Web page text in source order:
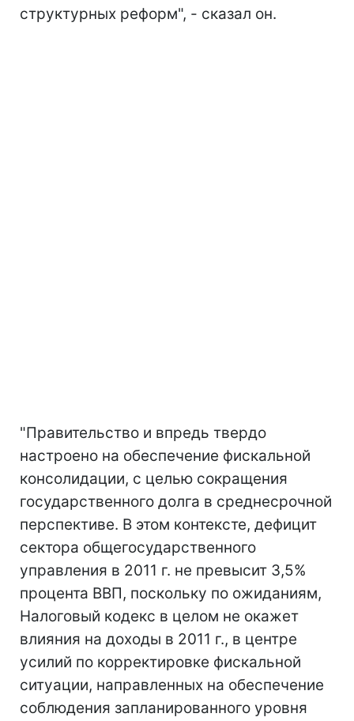
структурных реформ", - сказал он.
"Правительство и впредь твердо
настроено на обеспечение фискальной
консолидации, с целью сокращения
государственного долга в среднесрочной
перспективе. В этом контексте, дефицит
сектора общегосударственного
управления в 2011 г. не превысит 3,5%
процента ВВП, поскольку по ожиданиям,
Налоговый кодекс в целом не окажет
влияния на доходы в 2011 г., в центре
усилий по корректировке фискальной
ситуации, направленных на обеспечение
соблюдения запланированного уровня